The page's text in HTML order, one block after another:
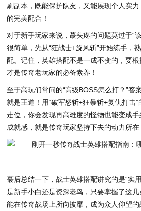
刷副本，既能保护队友，又能展现个人实
的完美配合！
对于新手玩家来说，蕞头疼的问题莫过于“
很简单，先从“狂战士+旋风斩”开始练手，
配。记住，英雄搭配不是一成不变的，要
才是传奇老玩家的必备素养！
至于高玩们常问的“高级BOSS怎么打？”答
就是王道！用“破军怒斩+狂暴斩+复仇打击
走位，你会发现再高难度的怪物也能变成
成就感，就是传奇玩家坚持下去的动力所在
蕞后总结一下，战士英雄搭配讲究的是“实
是新手小白还是资深老鸟，只要掌握了这
能在传奇战场上所向披靡，成为众人仰望